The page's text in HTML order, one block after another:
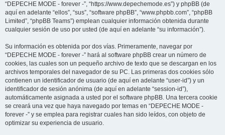
“DEPECHE MODE - forever -”, “https://www.depechemode.es”) y phpBB (de
aquí en adelante “ellos”, “sus”, “software phpBB”, “www.phpbb.com”, “phpBB
Limited”, “phpBB Teams”) emplean cualquier información obtenida durante
cualquier sesión de uso por usted (de aquí en adelante “su información”).
Su información es obtenida por dos vías. Primeramente, navegar por
“DEPECHE MODE - forever -” hará al software phpBB crear un número de
cookies, las cuales son un pequeño archivo de texto que se descargan en los
archivos temporales del navegador de su PC. Las primeras dos cookies sólo
contienen un identificador de usuario (de aquí en adelante “user-id”) y un
identificador de sesión anónima (de aquí en adelante “session-id”),
automáticamente asignada a usted por el software phpBB. Una tercera cookie
se creará una vez que haya navegado por temas en “DEPECHE MODE -
forever -” y se emplea para registrar cuales han sido leídos, con objeto de
optimizar su experiencia de usuario.